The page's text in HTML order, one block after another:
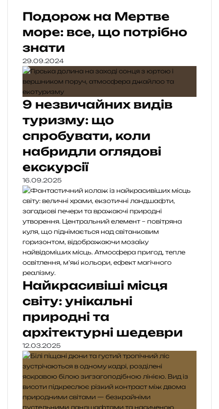
Подорож на Мертве
море: все, що потрібно
знати
29.09.2024
9 незвичайних видів
туризму: що
спробувати, коли
набридли оглядові
екскурсії
16.09.2025
Найкрасивіші місця
світу: унікальні
природні та
архітектурні шедеври
12.03.2025